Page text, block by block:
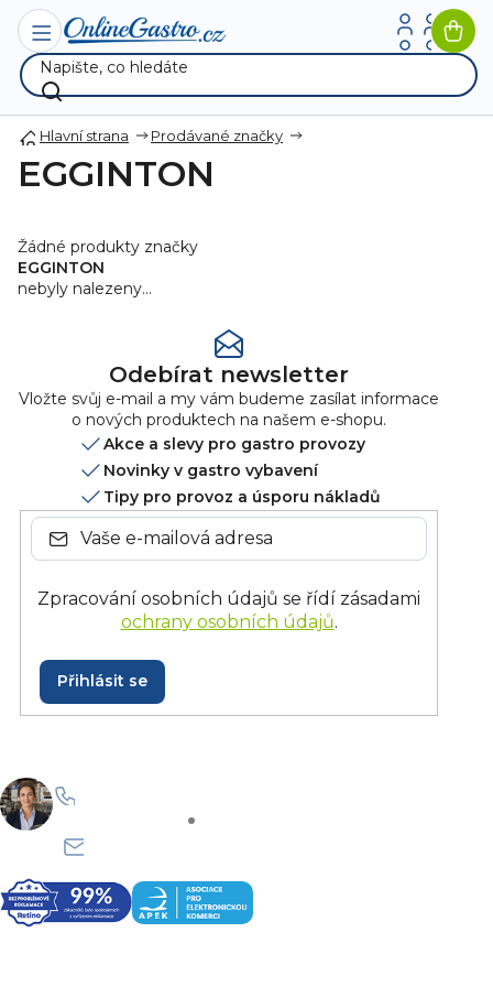
Přejít
obsah
Hlavní strana Prodávané značky
EGGINTON
Žádné produkty značky
EGGINTON
nebyly nalezeny...
Odebírat newsletter
Vložte svůj e-mail a my vám budeme zasílat informace
o nových produktech na našem e-shopu.
Akce a slevy pro gastro provozy
Novinky v gastro vybavení
Tipy pro provoz a úsporu nákladů
Zpracování osobních údajů se řídí zásadami
ochrany osobních údajů.
Přihlásit se